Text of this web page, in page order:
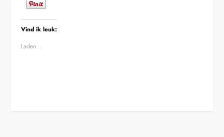
Vind ik leuk:
Laden...